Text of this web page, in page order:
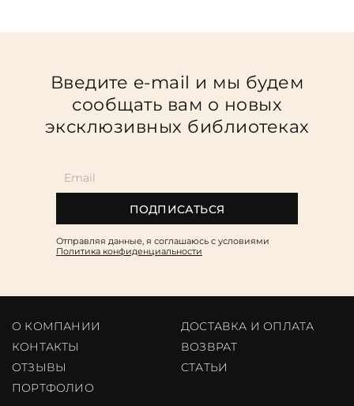
Введите e-mail и мы будем
сообщать вам о новых
эксклюзивных библиотеках
ПОДПИСАТЬСЯ
Отправляя данные, я соглашаюсь c условиями
Политика конфиденциальности
О КОМПАНИИ
ДОСТАВКА И ОПЛАТА
КОНТАКТЫ
ВОЗВРАТ
ОТЗЫВЫ
CТАТЬИ
ПОРТФОЛИО